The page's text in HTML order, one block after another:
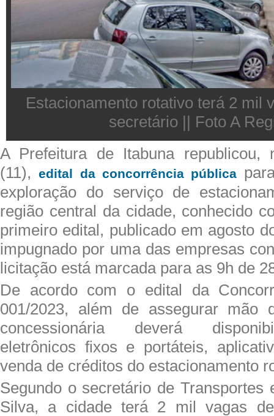
Estacionamento rotativo terá 2 mil
secretário || Foto A
A Prefeitura de Itabuna republicou,
(11),edital da concorrência pública
exploração do serviço de
região central da cidade, conhecido
primeiro edital, publicado em agosto
impugnado por uma das empresas
licitação está marcada para as 9h de
De acordo com o edital da
001/2023, além de assegurar mão
concessionária deverá
eletrônicos fixos e portáteis,
venda de créditos do estacionamento
Segundo o secretário de Transportes
Silva, a cidade terá 2 mil vagas de